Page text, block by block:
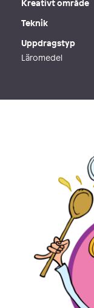
Kreativt område
Teknik
Uppdragstyp
Läromedel